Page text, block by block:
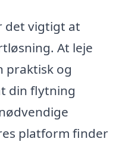
det vigtigt at
At leje
praktisk og
din flytning
platform finder